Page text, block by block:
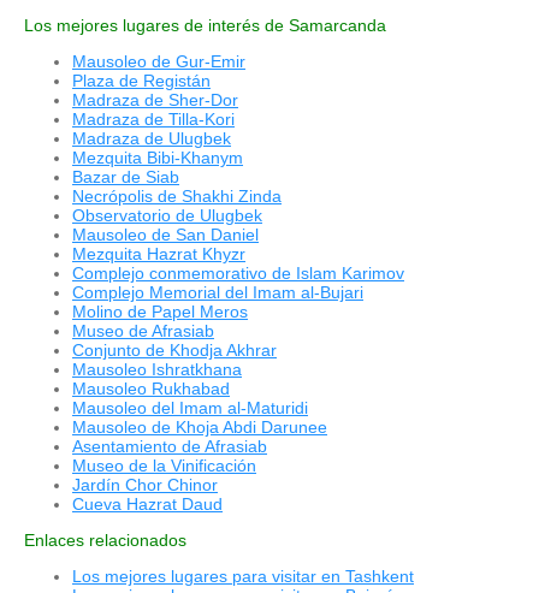
Los mejores lugares de interés de Samarcanda
Mausoleo de Gur-Emir
Plaza de Registán
Madraza de Sher-Dor
Madraza de Tilla-Kori
Madraza de Ulugbek
Mezquita Bibi-Khanym
Bazar de Siab
Necrópolis de Shakhi Zinda
Observatorio de Ulugbek
Mausoleo de San Daniel
Mezquita Hazrat Khyzr
Complejo conmemorativo de Islam Karimov
Complejo Memorial del Imam al-Bujari
Molino de Papel Meros
Museo de Afrasiab
Conjunto de Khodja Akhrar
Mausoleo Ishratkhana
Mausoleo Rukhabad
Mausoleo del Imam al-Maturidi
Mausoleo de Khoja Abdi Darunee
Asentamiento de Afrasiab
Museo de la Vinificación
Jardín Chor Chinor
Cueva Hazrat Daud
Enlaces relacionados
Los mejores lugares para visitar en Tashkent